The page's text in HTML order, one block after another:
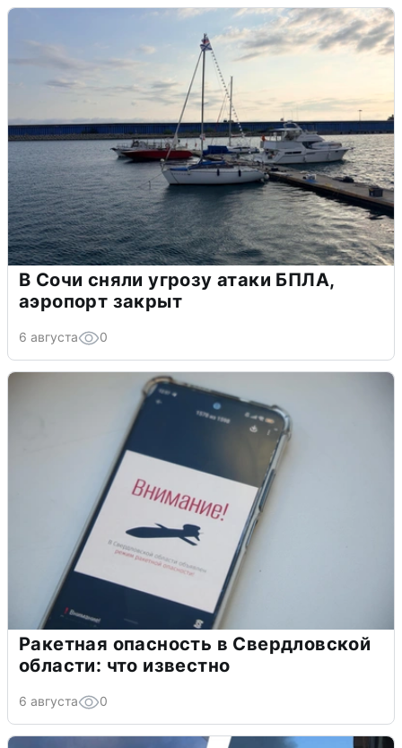
В Сочи сняли угрозу атаки БПЛА,
аэропорт закрыт
6 августа 0
Ракетная опасность в Свердловской
области: что известно
6 августа 0